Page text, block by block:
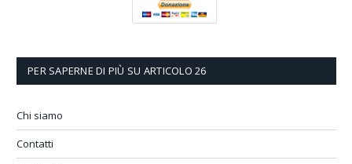
PER SAPERNE DI PIÙ SU ARTICOLO 26
Chi siamo
Contatti